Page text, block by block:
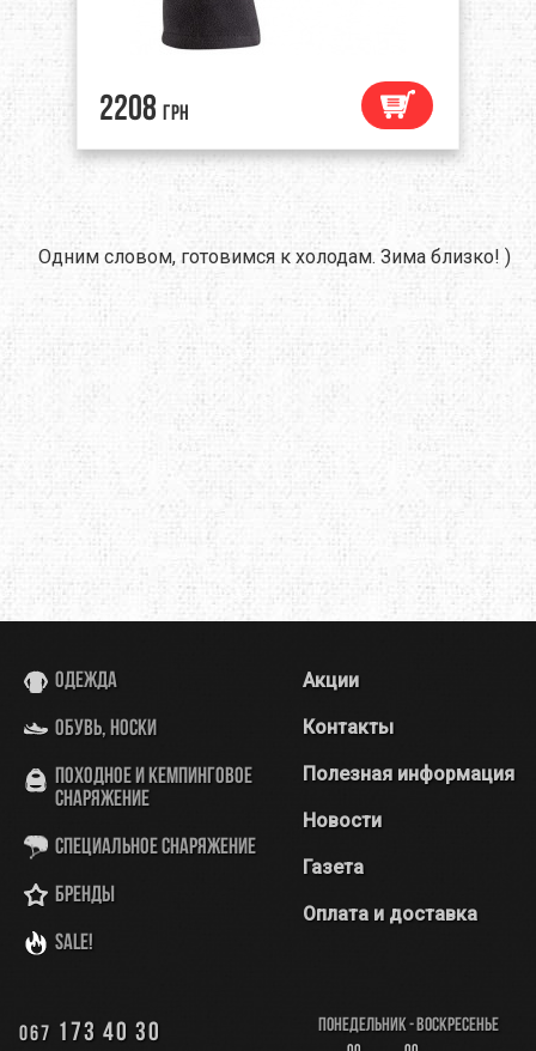
2208 грн
Одним словом, готовимся к холодам. Зима близко! )
Одежда
Обувь, носки
Походное и кемпинговое
снаряжение
Специальное снаряжение
Бренды
SALE!
Акции
Контакты
Полезная информация
Новости
Газета
Оплата и доставка
067 173 40 30 Понедельник - Воскресенье